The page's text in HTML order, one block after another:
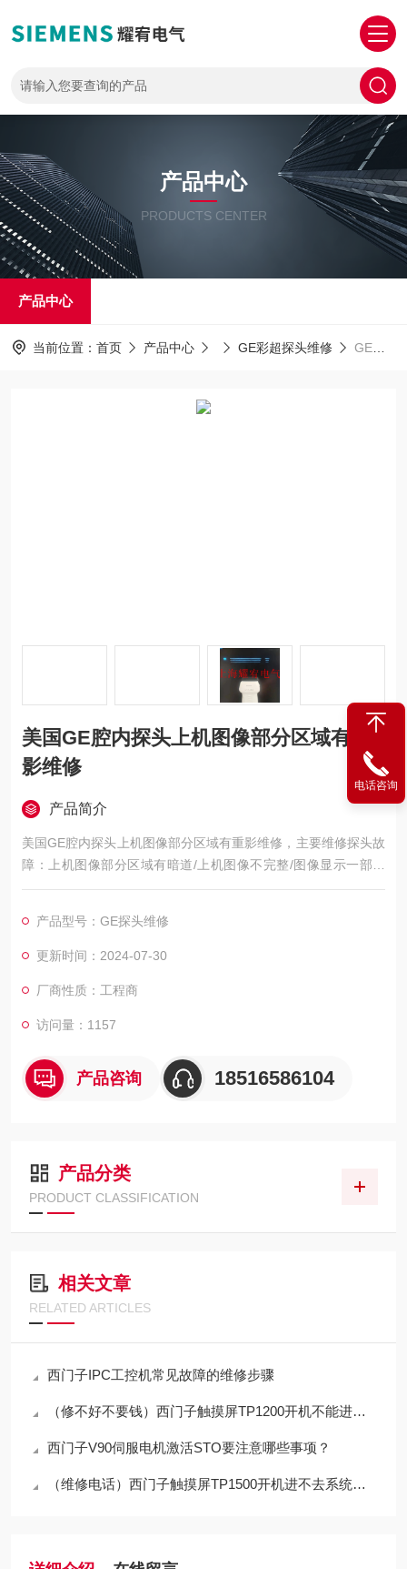
产品中心
PRODUCTS CENTER
产品中心
当前位置： 首页 产品中心 GE彩超探头维修 GE探头维修美国GE腔内探头上机图像部分区域有重影维修
美国GE腔内探头上机图像部分区域有重
影维修
产品简介
美国GE腔内探头上机图像部分区域有重影维修，主要维修探头故
障：上机图像部分区域有暗道/上机图像不完整/图像显示一部分
图像有黑影 图像不良，如：暗道、黑影、黑屏、重影、缺失、模
部探头维修，如：声透镜破损脱落/起泡、外壳爆裂、线套破损、
电缆线断、油囊***、漏油，等；功能不良，如：二维转三维电机
产品型号：GE探头维修
更新时间：2024-07-30
厂商性质：工程商
访问量：1157
产品咨询 18516586104
产品分类
PRODUCT CLASSIFICATION
相关文章
RELATED ARTICLES
西门子IPC工控机常见故障的维修步骤
（修不好不要钱）西门子触摸屏TP1200开机不能进入程序界面修复解决
西门子V90伺服电机激活STO要注意哪些事项？
（维修电话）西门子触摸屏TP1500开机进不去系统修复专家
电话咨询